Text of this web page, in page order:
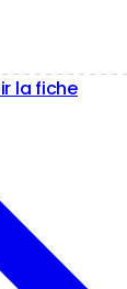
la fiche